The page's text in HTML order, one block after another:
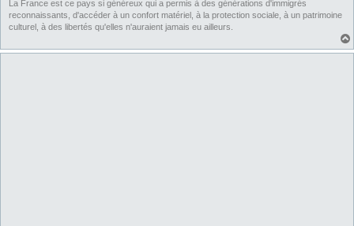
La France est ce pays si généreux qui a permis à des générations d'immigrés
reconnaissants, d'accéder à un confort matériel, à la protection sociale, à un patrimoine
culturel, à des libertés qu'elles n'auraient jamais eu ailleurs.